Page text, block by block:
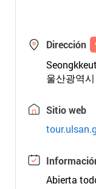
Dirección
울산광역
Sitio web
Abierta